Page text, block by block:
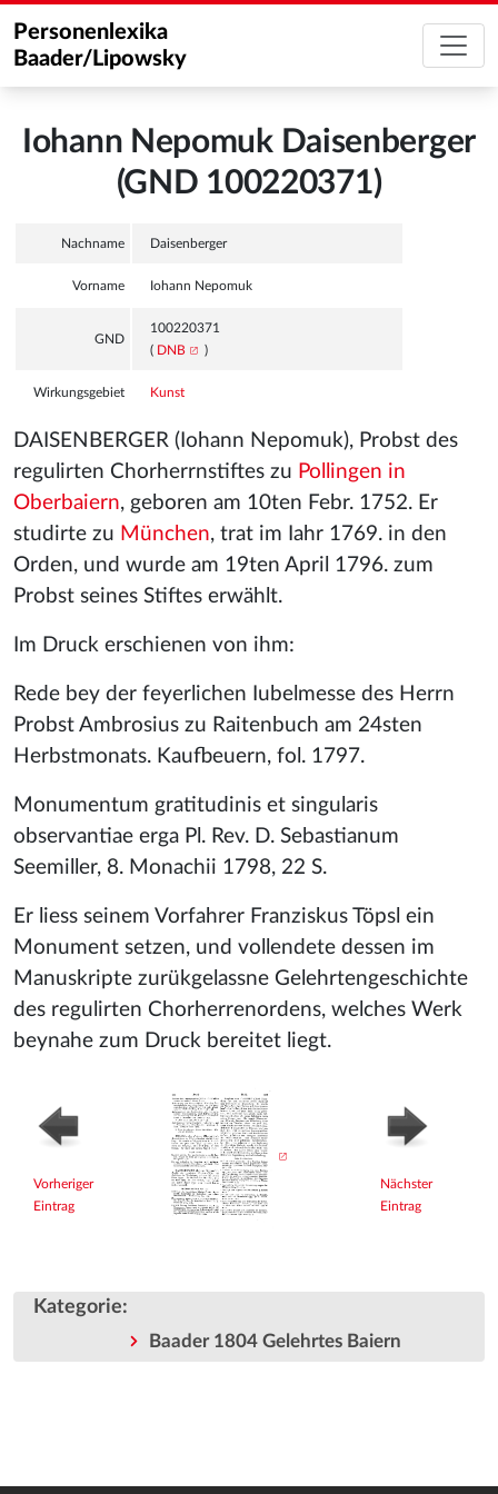
Personenlexika
Baader/Lipowsky
Iohann Nepomuk Daisenberger
(GND 100220371)
Nachname Daisenberger
Vorname Iohann Nepomuk
GND
100220371
( DNB )
Wirkungsgebiet Kunst
DAISENBERGER (Iohann Nepomuk), Probst des
regulirten Chorherrnstiftes zu Pollingen in
Oberbaiern, geboren am 10ten Febr. 1752. Er
studirte zu München, trat im Iahr 1769. in den
Orden, und wurde am 19ten April 1796. zum
Probst seines Stiftes erwählt.
Im Druck erschienen von ihm:
Rede bey der feyerlichen Iubelmesse des Herrn
Probst Ambrosius zu Raitenbuch am 24sten
Herbstmonats. Kaufbeuern, fol. 1797.
Monumentum gratitudinis et singularis
observantiae erga Pl. Rev. D. Sebastianum
Seemiller, 8. Monachii 1798, 22 S.
Er liess seinem Vorfahrer Franziskus Töpsl ein
Monument setzen, und vollendete dessen im
Manuskripte zurükgelassne Gelehrtengeschichte
des regulirten Chorherrenordens, welches Werk
beynahe zum Druck bereitet liegt.
Vorheriger
Eintrag
Nächster
Eintrag
Kategorie:
Baader 1804 Gelehrtes Baiern